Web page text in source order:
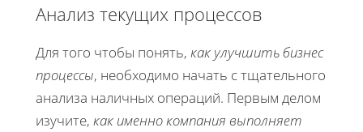
Анализ текущих процессов
Для того чтобы понять, как улучшить бизнес
процессы, необходимо начать с тщательного
анализа наличных операций. Первым делом
изучите, как именно компания выполняет